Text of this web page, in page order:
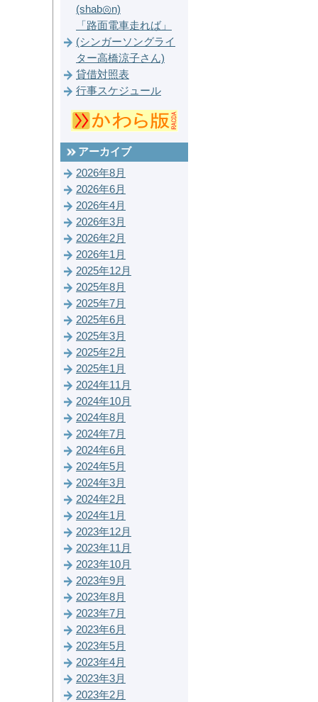
(shab◎n)
「路面電車走れば」
(シンガーソングライ
ター高橋涼子さん)
貸借対照表
行事スケジュール
アーカイブ
2026年8月
2026年6月
2026年4月
2026年3月
2026年2月
2026年1月
2025年12月
2025年8月
2025年7月
2025年6月
2025年3月
2025年2月
2025年1月
2024年11月
2024年10月
2024年8月
2024年7月
2024年6月
2024年5月
2024年3月
2024年2月
2024年1月
2023年12月
2023年11月
2023年10月
2023年9月
2023年8月
2023年7月
2023年6月
2023年5月
2023年4月
2023年3月
2023年2月